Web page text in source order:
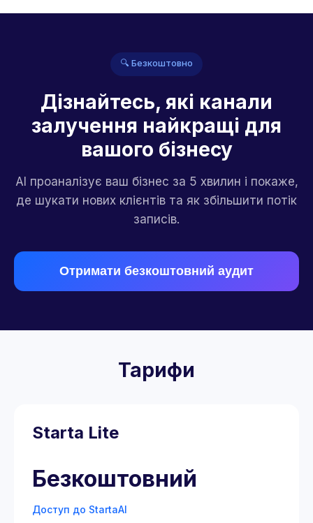
🔍 Безкоштовно
Дізнайтесь, які канали
залучення найкращі для
вашого бізнесу
AI проаналізує ваш бізнес за 5 хвилин і покаже,
де шукати нових клієнтів та як збільшити потік
записів.
Отримати безкоштовний аудит
Тарифи
Starta Lite
Безкоштовний
Доступ до StartaAI